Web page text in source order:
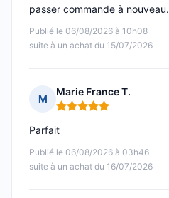
Publié le 06/08/2026 à 10h08
suite à un achat du 15/07/2026
passer commande à nouveau.
M
Marie France T.
Note : 5 sur 5
Publié le 06/08/2026 à 03h46
suite à un achat du 16/07/2026
Parfait